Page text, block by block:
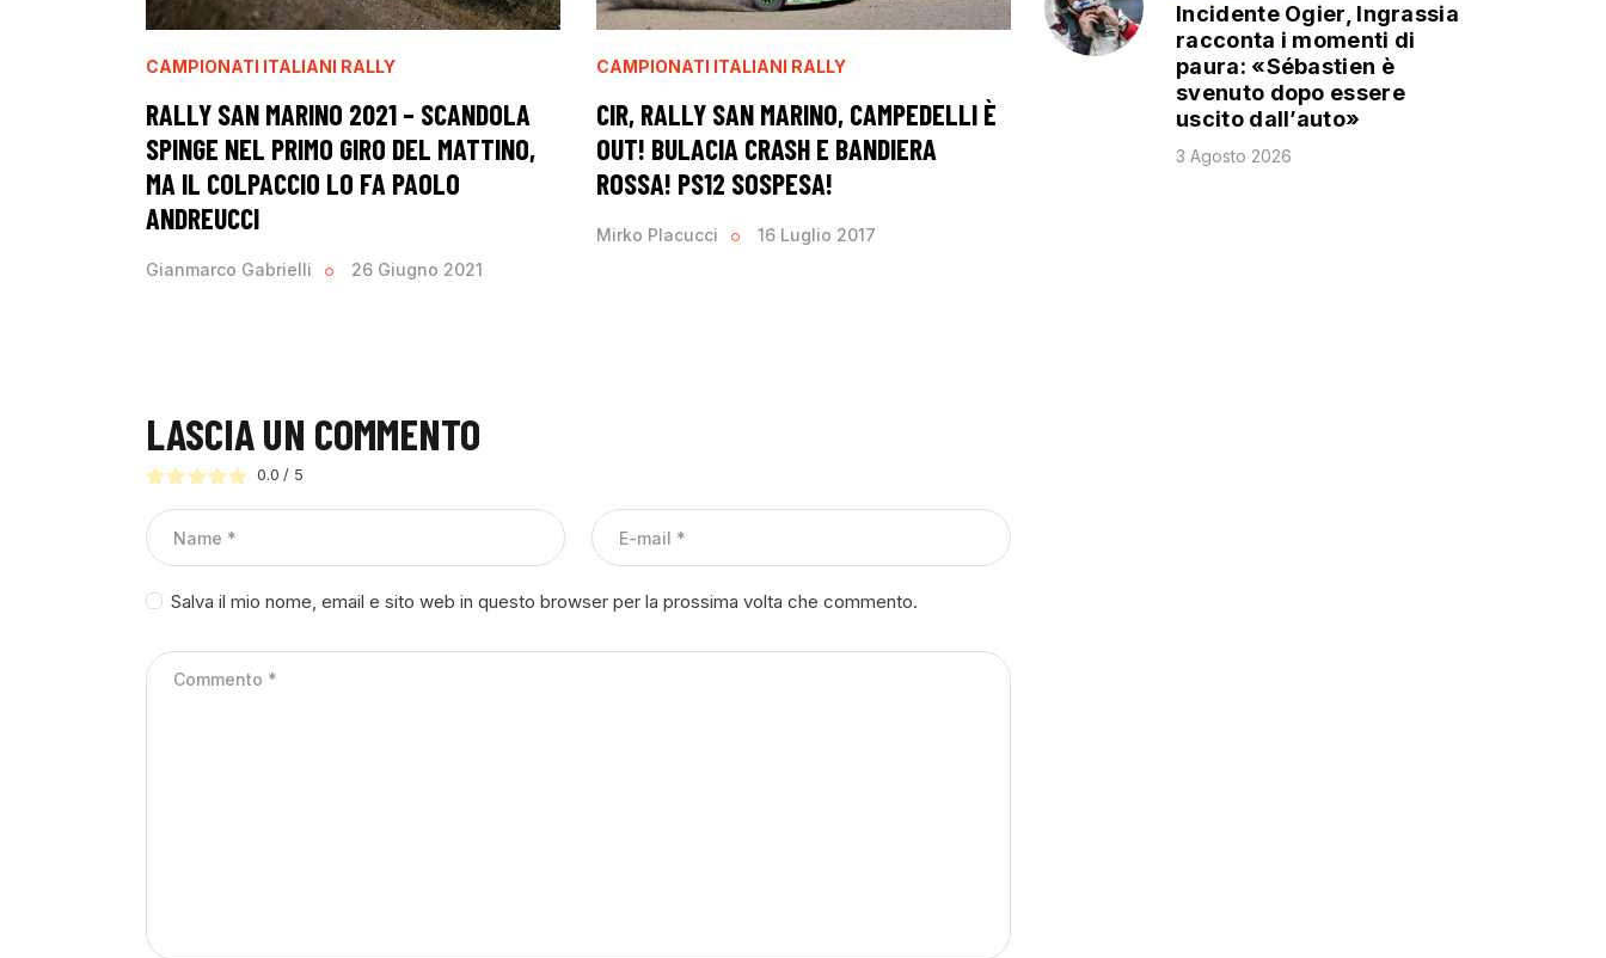
CAMPIONATI ITALIANI RALLY
RALLY SAN MARINO 2021 – SCANDOLA
SPINGE NEL PRIMO GIRO DEL MATTINO,
MA IL COLPACCIO LO FA PAOLO
ANDREUCCI
Gianmarco Gabrielli 26 Giugno 2021
CAMPIONATI ITALIANI RALLY
CIR, RALLY SAN MARINO, CAMPEDELLI È
OUT! BULACIA CRASH E BANDIERA
ROSSA! PS12 SOSPESA!
Mirko Placucci 16 Luglio 2017
LASCIA UN COMMENTO
0.0 / 5
Salva il mio nome, email e sito web in questo browser per la prossima volta che commento.
Incidente Ogier, Ingrassia
racconta i momenti di
paura: «Sébastien è
svenuto dopo essere
uscito dall’auto»
3 Agosto 2026